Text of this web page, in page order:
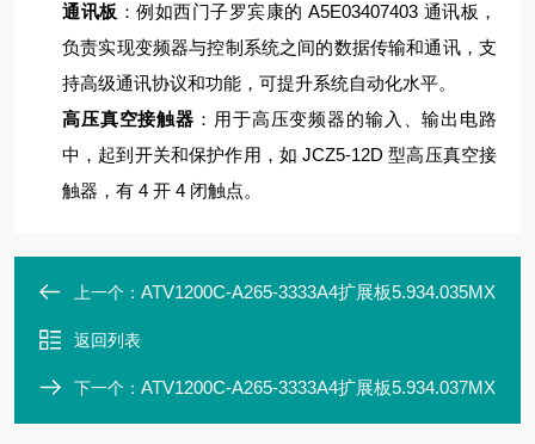
通讯板 ：例如西门子罗宾康的 A5E03407403 通讯板，
负责实现变频器与控制系统之间的数据传输和通讯，支
持高级通讯协议和功能，可提升系统自动化水平。
高压真空接触器 ：用于高压变频器的输入、输出电路
中，起到开关和保护作用，如 JCZ5-12D 型高压真空接
触器，有 4 开 4 闭触点。
上一个： ATV1200C-A265-3333A4扩展板5.934.035MX
返回列表
下一个： ATV1200C-A265-3333A4扩展板5.934.037MX